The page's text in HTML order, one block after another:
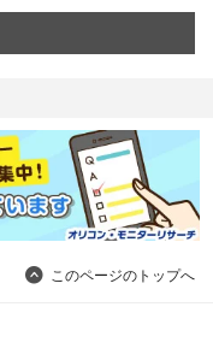
このページのトップへ